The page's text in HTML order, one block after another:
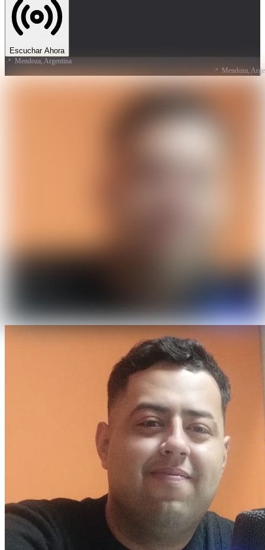
Escuchar Ahora
📍 Mendoza, Argentina
Mendoza, Argentina